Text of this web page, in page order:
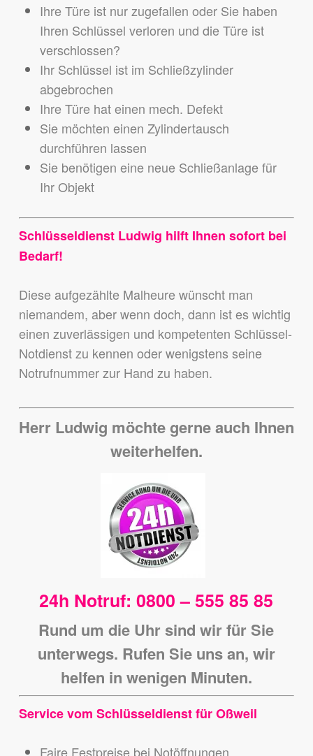
Ihre Türe ist nur zugefallen oder Sie haben
Ihren Schlüssel verloren und die Türe ist
verschlossen?
Ihr Schlüssel ist im Schließzylinder
abgebrochen
Ihre Türe hat einen mech. Defekt
Sie möchten einen Zylindertausch
durchführen lassen
Sie benötigen eine neue Schließanlage für
Ihr Objekt
Schlüsseldienst Ludwig hilft Ihnen sofort bei
Bedarf!
Diese aufgezählte Malheure wünscht man
niemandem, aber wenn doch, dann ist es wichtig
einen zuverlässigen und kompetenten Schlüssel-
Notdienst zu kennen oder wenigstens seine
Notrufnummer zur Hand zu haben.
Herr Ludwig möchte gerne auch Ihnen
weiterhelfen.
24h Notruf: 0800 – 555 85 85
Rund um die Uhr sind wir für Sie
unterwegs. Rufen Sie uns an, wir
helfen in wenigen Minuten.
Service vom Schlüsseldienst für Oßweil
Faire Festpreise bei Notöffnungen